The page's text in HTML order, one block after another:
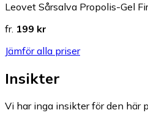
Leovet Sårsalva Propolis-Gel
fr. 199 kr
Jämför alla priser
Insikter
Vi har inga insikter för den här